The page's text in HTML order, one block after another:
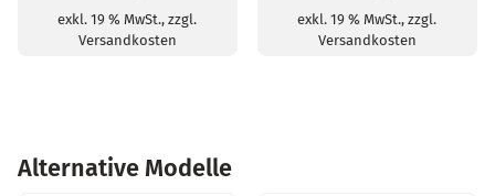
exkl. 19 % MwSt., zzgl.
Versandkosten
exkl. 19 % MwSt., zzgl.
Versandkosten
Alternative Modelle